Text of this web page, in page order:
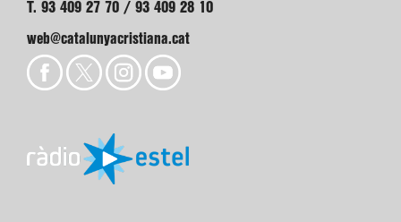
T. 93 409 27 70 / 93 409 28 10
web@catalunyacristiana.cat